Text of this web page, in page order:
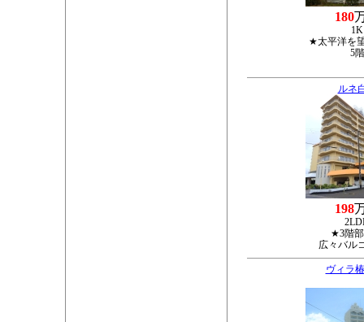
180
1K
★太平洋を
5階
ルネ
198
★3階
広々バル
ヴィラ